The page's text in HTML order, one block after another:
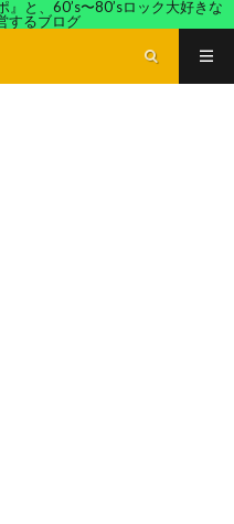
と、60’s〜80’sロック大好きな
するブログ